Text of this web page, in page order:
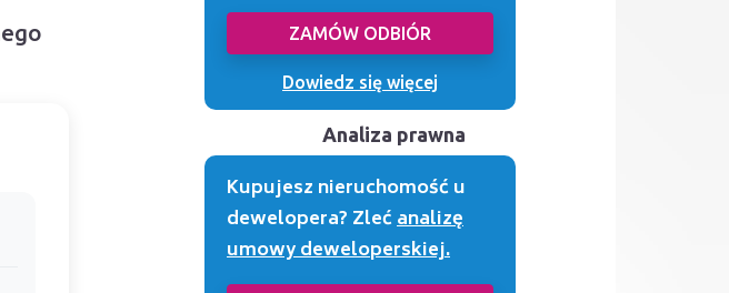
ZAMÓW ODBIÓR
Dowiedz się więcej
Analiza prawna
Kupujesz nieruchomość u
dewelopera? Zlećanalizę
umowy deweloperskiej.